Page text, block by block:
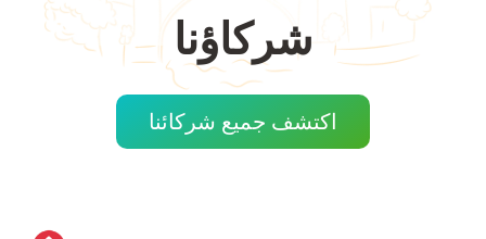
شركاؤنا
اكتشف جميع شركائنا